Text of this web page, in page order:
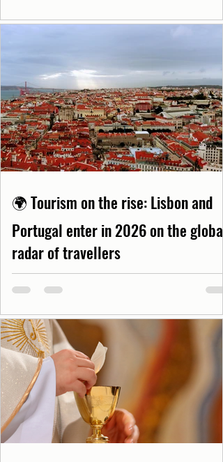
🌍 Tourism on the rise: Lisbon and
Portugal enter in 2026 on the global
radar of travellers